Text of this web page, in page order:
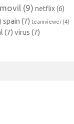
movil (9) netflix(6)
spain (7) teamviewer (4)
(7) virus (7)